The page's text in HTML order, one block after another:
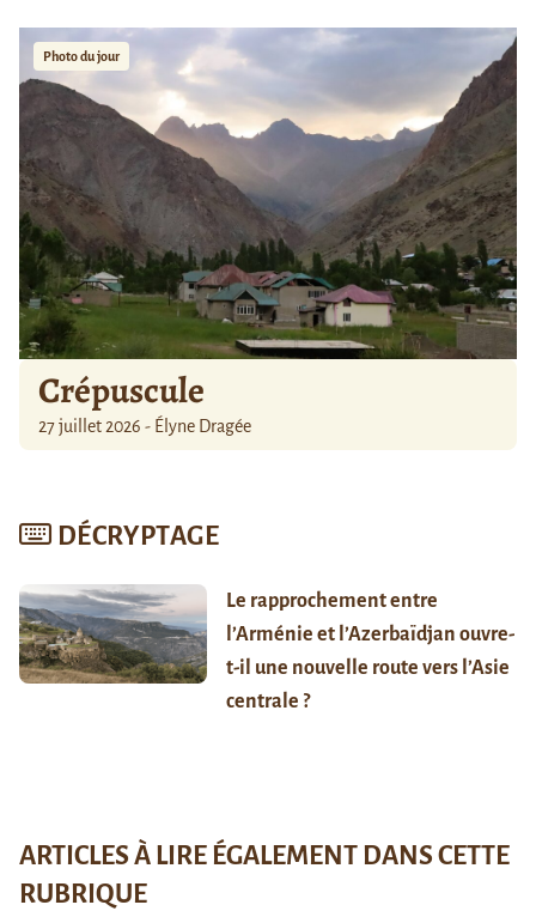
Photo du jour
Crépuscule
27 juillet 2026 - Élyne Dragée
DÉCRYPTAGE
Le rapprochement entre
l’Arménie et l’Azerbaïdjan ouvre-
t-il une nouvelle route vers l’Asie
centrale ?
ARTICLES À LIRE ÉGALEMENT DANS CETTE
RUBRIQUE